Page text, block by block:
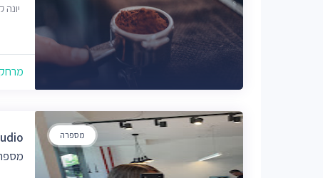
יונה
מרחק של
מספרה